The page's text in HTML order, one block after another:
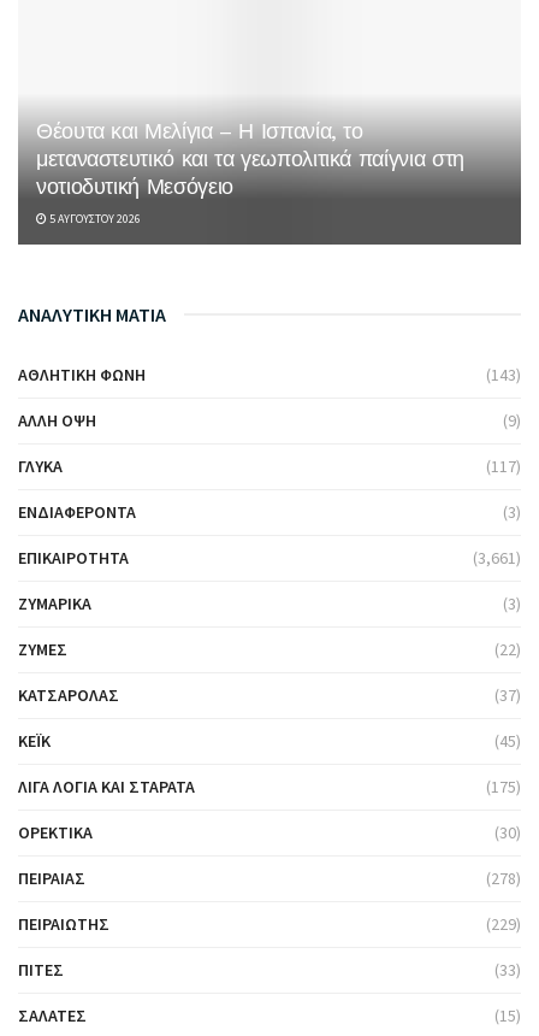
Θέουτα και Μελίγια – Η Ισπανία, το
μεταναστευτικό και τα γεωπολιτικά παίγνια στη
νοτιοδυτική Μεσόγειο
5 ΑΥΓΟΎΣΤΟΥ 2026
ΑΝΑΛΥΤΙΚΗ ΜΑΤΙΑ
ΑΘΛΗΤΙΚΉ ΦΩΝΉ (143)
ΆΛΛΗ ΌΨΗ (9)
ΓΛΥΚΆ (117)
ΕΝΔΙΑΦΈΡΟΝΤΑ (3)
ΕΠΙΚΑΙΡΌΤΗΤΑ (3,661)
ΖΥΜΑΡΙΚΆ (3)
ΖΎΜΕΣ (22)
ΚΑΤΣΑΡΌΛΑΣ (37)
ΚΈΙΚ (45)
ΛΊΓΑ ΛΌΓΙΑ ΚΑΙ ΣΤΑΡΆΤΑ (175)
ΟΡΕΚΤΙΚΆ (30)
ΠΕΙΡΑΙΆΣ (278)
ΠΕΙΡΑΙΏΤΗΣ (229)
ΠΊΤΕΣ (33)
ΣΑΛΆΤΕΣ (15)